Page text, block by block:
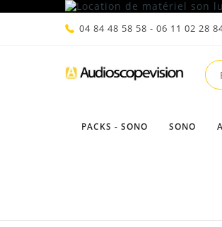
04 84 48 58 58 - 06 11 02 28
PACKS - SONO SONO